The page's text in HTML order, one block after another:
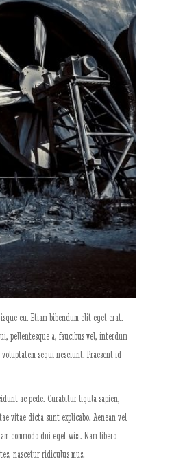
eu. Etiam bibendum elit eget erat.
pellentesque a, faucibus vel, interdum
sequi nesciunt. Praesent id
ac pede. Curabitur ligula sapien,
vitae dicta sunt explicabo. Aenean vel
commodo dui eget wisi. Nam libero
nascetur ridiculus mus.